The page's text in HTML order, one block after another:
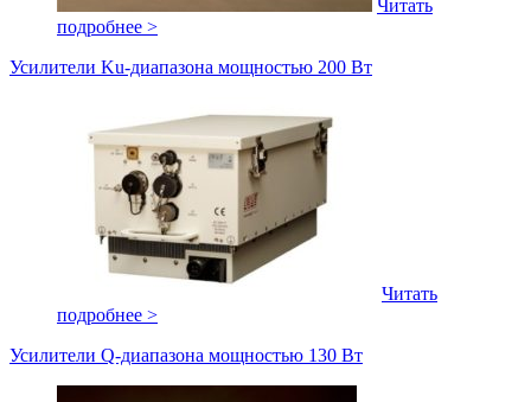
Читать
подробнее >
Усилители Ku-диапазона мощностью 200 Вт
Читать
подробнее >
Усилители Q-диапазона мощностью 130 Вт